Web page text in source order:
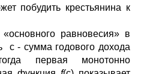
побудить крестьянина к
равновесия» в
c - сумма годового дохода
первая монотонно